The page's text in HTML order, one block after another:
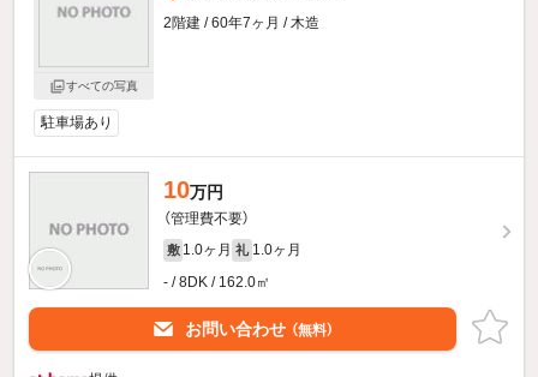
すべての写真
2階建 / 60年7ヶ月 / 木造
駐車場あり
10万円
（管理費不要）
敷 1.0ヶ月 礼 1.0ヶ月
- / 8DK / 162.0㎡
お問い合わせ （無料）